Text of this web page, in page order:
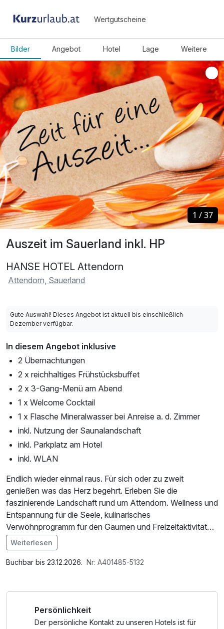
Wertgutscheine
Bilder Angebot Hotel Lage Weitere
Auszeit im Sauerland inkl. HP
HANSE HOTEL Attendorn
Attendorn, Sauerland
1 /37
1 /37
Gute Auswahl! Dieses Angebot ist aktuell bis einschließlich
Dezember verfügbar.
In diesem Angebot inklusive
2 Übernachtungen
2 x reichhaltiges Frühstücksbuffet
2 x 3-Gang-Menü am Abend
1 x Welcome Cocktail
1 x Flasche Mineralwasser bei Anreise a. d. Zimmer
inkl. Nutzung der Saunalandschaft
inkl. Parkplatz am Hotel
inkl. WLAN
Endlich wieder einmal raus. Für sich oder zu zweit
genießen was das Herz begehrt. Erleben Sie die
faszinierende Landschaft rund um Attendorn. Wellness und
Entspannung für die Seele, kulinarisches
Verwöhnprogramm für den Gaumen und Freizeitaktivitäten
in intakter Natur.
Im Angebot enthalten
1 Flasche Mineralwasser, Saunatuch, Leihbademantel,
Weiterlesen
Buchbar bis 23.12.2026. Nr: A401485-5132
Persönlichkeit
Der persönliche Kontakt zu unseren Hotels ist für